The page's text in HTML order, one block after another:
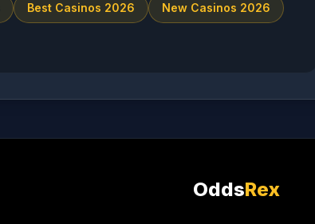
Best Casinos 2026 New Casinos 2026
OddsRex